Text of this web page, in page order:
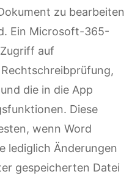
zu bearbeiten
Ein Microsoft-365-
auf
die in die App
Diese
wenn Word
lediglich Änderungen
gespeicherten Datei